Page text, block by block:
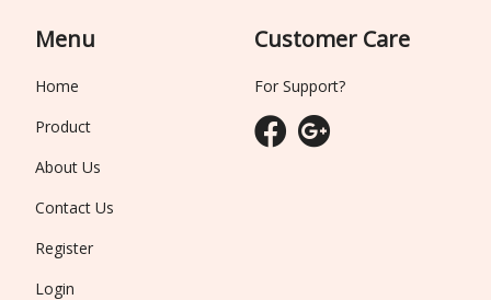
Menu
Home
Product
About Us
Contact Us
Register
Login
Customer Care
For Support?